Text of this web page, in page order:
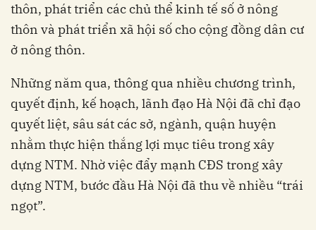
thôn, phát triển các chủ thể kinh tế số ở nông
thôn và phát triển xã hội số cho cộng đồng dân cư
ở nông thôn.
Những năm qua, thông qua nhiều chương trình,
quyết định, kế hoạch, lãnh đạo Hà Nội đã chỉ đạo
quyết liệt, sâu sát các sở, ngành, quận huyện
nhằm thực hiện thắng lợi mục tiêu trong xây
dựng NTM. Nhờ việc đẩy mạnh CĐS trong xây
dựng NTM, bước đầu Hà Nội đã thu về nhiều “trái
ngọt”.